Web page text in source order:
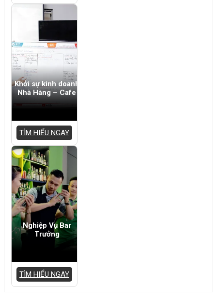
Khởi sự kinh doanh
Nhà Hàng – Cafe
TÌM HIỂU NGAY
Nghiệp Vụ Bar
Trưởng
TÌM HIỂU NGAY